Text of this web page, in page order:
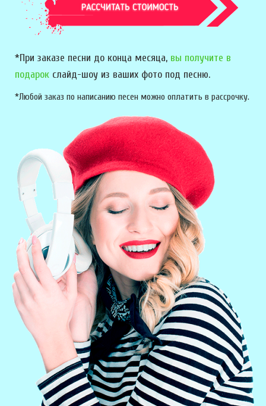
*При заказе песни до конца месяца, вы получите в
подарок слайд-шоу из ваших фото под песню.
*Любой заказ по написанию песен можно оплатить в рассрочку.